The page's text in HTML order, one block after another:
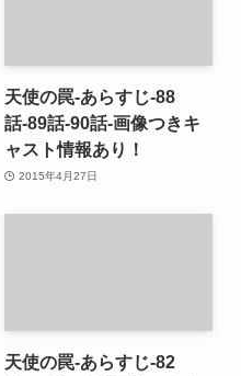
天使の罠-あらすじ-88
話-89話-90話-画像つきキ
ャスト情報あり！
2015年4月27日
天使の罠-あらすじ-82